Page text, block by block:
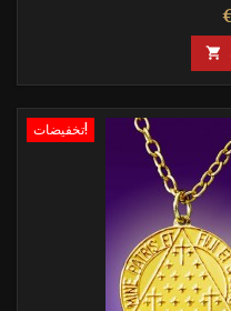

تخفيضات!